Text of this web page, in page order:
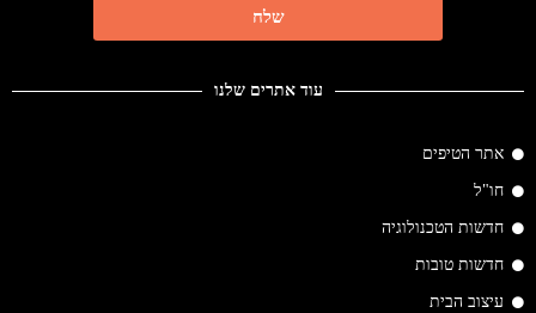
עוד אתרים שלנו
אתר הטיפים
חו"ל
חדשות הטכנולוגיה
חדשות טובות
עיצוב הבית
שלח